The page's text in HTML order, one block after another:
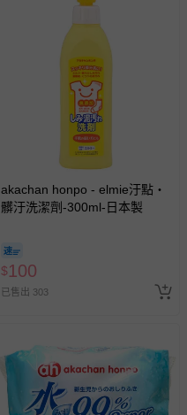
akachan honpo - elmie汙點・
髒汙洗潔劑-300ml-日本製
$100
已售出 303